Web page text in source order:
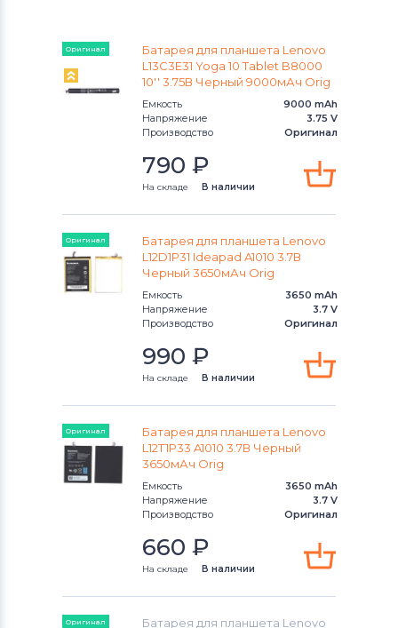
Lenovo
Аккумуляторы для планшетов
Аккумуляторы для планшетов
Аккумуляторы для планшетов
Аккумуляторы для планшетов
Аккумуляторы для планшетов
Samsung
Аккумуляторы для планшетов Sony
Аккумуляторы для планшетов
Аккумуляторы для планшетов
Amazon
Аккумуляторы для планшетов Acer
Аккумуляторы для планшетов
Аккумуляторы для планшетовIrbis
Оригинал
Батарея для планшета Lenovo
L13C3E31 Yoga 10 Tablet B8000
10'' 3.75В Черный 9000мАч Orig
Емкость
9000 mAh
Напряжение
3.75 V
Производство
Оригинал
790 ₽
На складе В наличии
Оригинал
Батарея для планшета Lenovo
L12D1P31 Ideapad A1010 3.7В
Черный 3650мАч Orig
Емкость
3650 mAh
Напряжение
3.7 V
Производство
Оригинал
990 ₽
На складе В наличии
Оригинал
Батарея для планшета Lenovo
L12T1P33 A1010 3.7В Черный
3650мАч Orig
Емкость
3650 mAh
Напряжение
3.7 V
Производство
Оригинал
660 ₽
На складе В наличии
Оригинал
Батарея для планшета Lenovo